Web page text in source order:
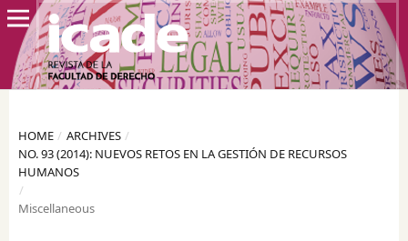
HOME / ARCHIVES /
NO. 93 (2014): NUEVOS RETOS EN LA GESTIÓN DE RECURSOS
HUMANOS
/
Miscellaneous